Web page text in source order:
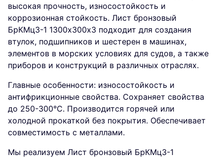
высокая прочность, износостойкость и
коррозионная стойкость. Лист бронзовый
БрКМц3-1 1300х300х3 подходит для создания
втулок, подшипников и шестерен в машинах,
элементов в морских условиях для судов, а также
приборов и конструкций в различных отраслях.
Главные особенности: износостойкость и
антифрикционные свойства. Сохраняет свойства
до 250-300°C. Производится горячей или
холодной прокаткой без покрытия. Обеспечивает
совместимость с металлами.
Мы реализуем Лист бронзовый БрКМц3-1